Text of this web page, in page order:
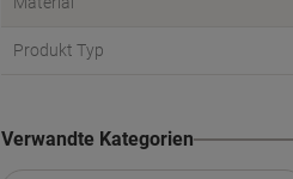
Produkt Typ
Verwandte Kategorien